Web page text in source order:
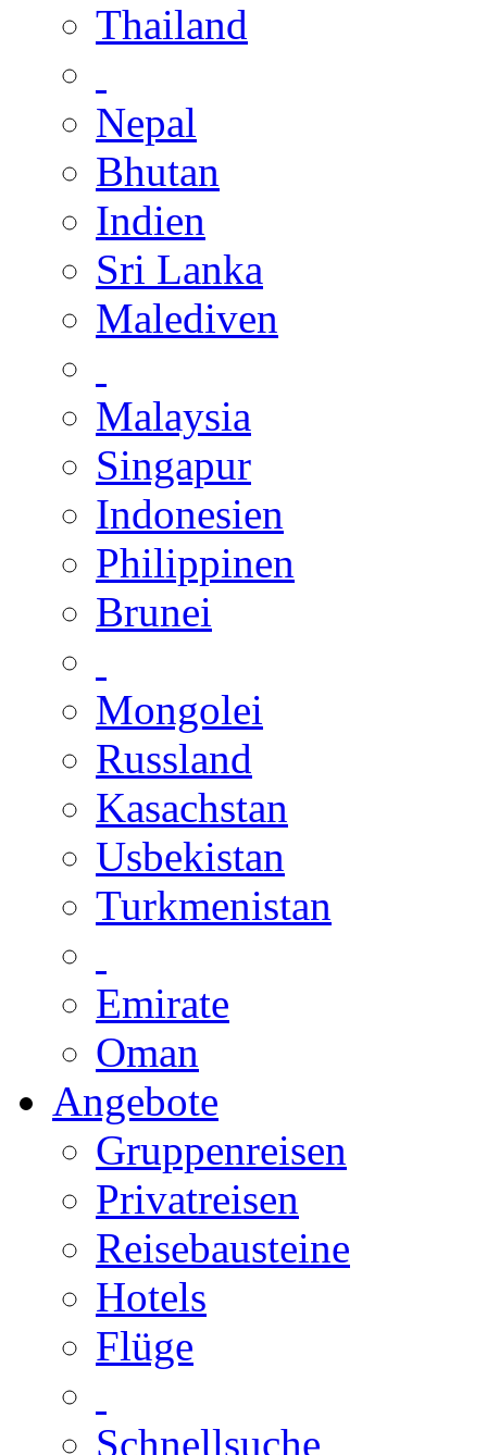
Thailand
Nepal
Bhutan
Indien
Sri Lanka
Malediven
Malaysia
Singapur
Indonesien
Philippinen
Brunei
Mongolei
Russland
Kasachstan
Usbekistan
Turkmenistan
Emirate
Oman
Angebote
Gruppenreisen
Privatreisen
Reisebausteine
Hotels
Flüge
Schnellsuche